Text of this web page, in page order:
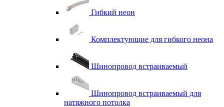
Гибкий неон
Комплектующие для гибкого неона
Шинопровод встраиваемый
Шинопровод встраиваемый для
натяжного потолка